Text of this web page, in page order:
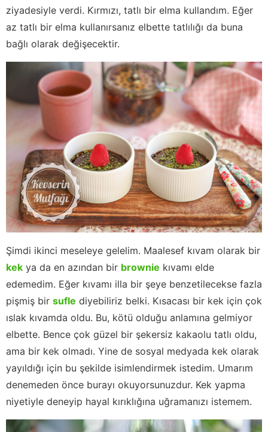
ziyadesiyle verdi. Kırmızı, tatlı bir elma kullandım. Eğer
az tatlı bir elma kullanırsanız elbette tatlılığı da buna
bağlı olarak değişecektir.
Şimdi ikinci meseleye gelelim. Maalesef kıvam olarak bir
kek ya da en azından bir brownie kıvamı elde
edemedim. Eğer kıvamı illa bir şeye benzetilecekse fazla
pişmiş bir sufle diyebiliriz belki. Kısacası bir kek için çok
ıslak kıvamda oldu. Bu, kötü olduğu anlamına gelmiyor
elbette. Bence çok güzel bir şekersiz kakaolu tatlı oldu,
ama bir kek olmadı. Yine de sosyal medyada kek olarak
yayıldığı için bu şekilde isimlendirmek istedim. Umarım
denemeden önce burayı okuyorsunuzdur. Kek yapma
niyetiyle deneyip hayal kırıklığına uğramanızı istemem.